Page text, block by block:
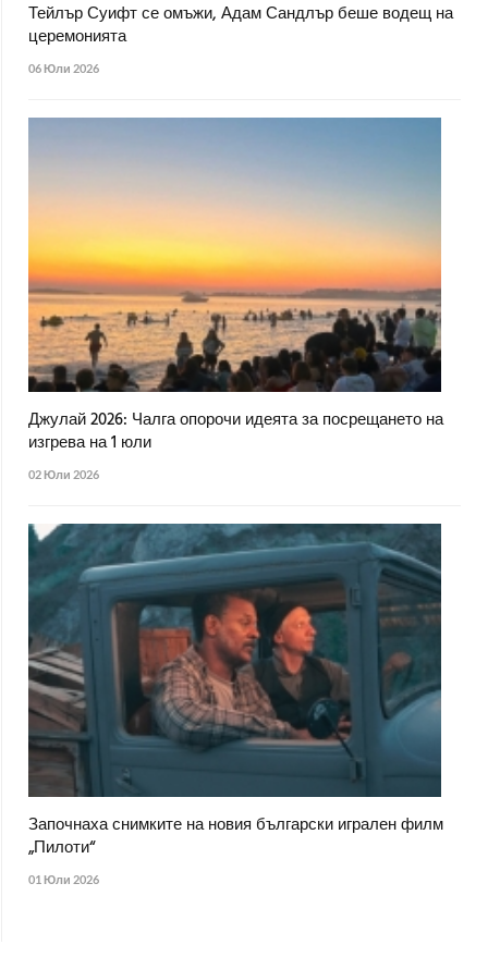
Тейлър Суифт се омъжи, Адам Сандлър беше водещ на
церемонията
06 Юли 2026
Джулай 2026: Чалга опорочи идеята за посрещането на
изгрева на 1 юли
02 Юли 2026
Започнаха снимките на новия български игрален филм
„Пилоти“
01 Юли 2026